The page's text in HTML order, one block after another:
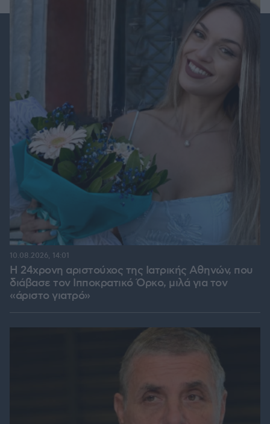
Η 24χρονη αριστούχος της Ιατρικής Αθηνών, που
διάβασε τον Ιπποκρατικό Όρκο, μιλά για τον
«άριστο γιατρό»
10.08.2026, 14:01